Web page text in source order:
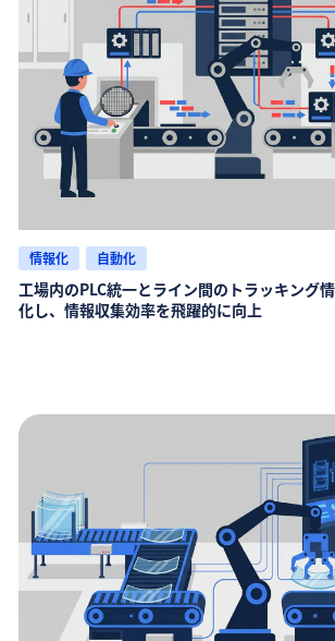
情報化 自動化
工場内のPLC統一とライン間のトラッキング
化し、情報収集効率を飛躍的に向上